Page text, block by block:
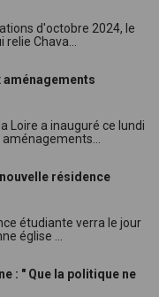
d'octobre 2024, le
Chava...
aménagements
Loire a inauguré ce lundi
résidence
étudiante verra le jour
église ...
: " Que la politique ne